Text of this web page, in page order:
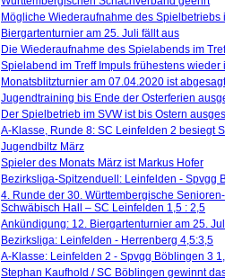
Mögliche Wiederaufnahme des Spielbetriebs
Biergartenturnier am 25. Juli fällt aus
Die Wiederaufnahme des Spielabends im
Spielabend im Treff Impuls frühestens wieder
Monatsblitzturnier am 07.04.2020 ist abgesagt
Jugendtraining bis Ende der Osterferien
Der Spielbetrieb im SVW ist bis Ostern
A-Klasse, Runde 8: SC Leinfelden 2 besiegt
Jugendbiltz März
Spieler des Monats März ist Markus Hofer
Bezirksliga-Spitzenduell: Leinfelden - Spvgg
4. Runde der 30. Württembergische
Schwäbisch Hall – SC Leinfelden 1,5 : 2,5
Ankündigung: 12. Biergartenturnier am 25.
Bezirksliga: Leinfelden - Herrenberg 4,5:3,5
A-Klasse: Leinfelden 2 - Spvgg Böblingen 3
Stephan Kaufhold / SC Böblingen gewinnt